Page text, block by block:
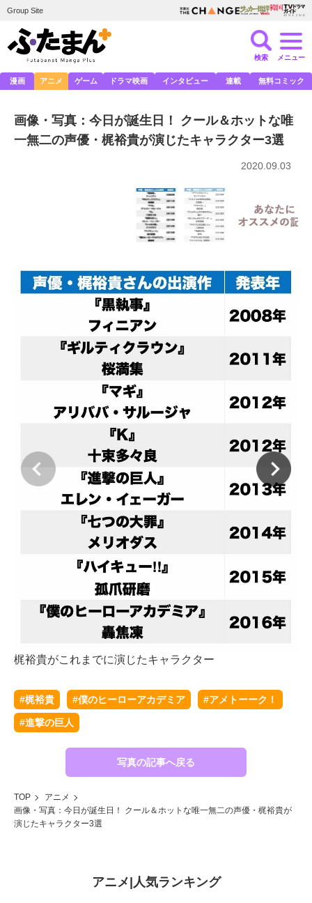
Group Site
検索 メニュー
漫画 アニメ ゲーム ドラマ映画 インタビュー 連載 無料コミック
画像・写真：今日が誕生日！ クール＆ホットな唯
一無二の声優・梶裕貴が演じたキャラクター3選
2020.09.03
梶裕貴がこれまでに演じたキャラクター
#梶裕貴 #僕のヒーローアカデミア #アメトーーク！
#進撃の巨人
写真の記事へ戻る
TOP
アニメ
画像・写真：今日が誕生日！ クール＆ホットな唯一無二の声優・梶裕貴が
演じたキャラクター3選
アニメ 人気ランキング